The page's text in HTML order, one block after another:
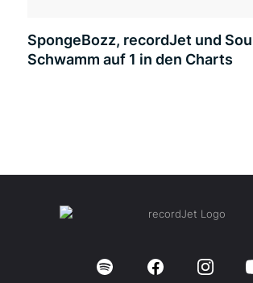
SpongeBozz, recordJet und
Schwamm auf 1 in den Charts